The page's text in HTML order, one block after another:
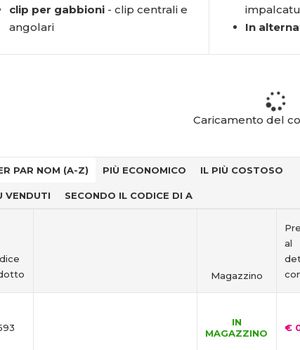
clip per gabbioni - clip centrali e
angolari
In
Caricamento del
PAR NOM (A-Z) PIÙ ECONOMICO IL PIÙ COSTOSO
VENDUTI SECONDO IL CODICE DI A
Magazzino
al
IN
MAGAZZINO
€